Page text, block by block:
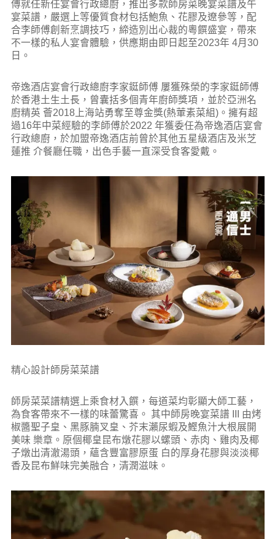
傅就任新任宴會行政總廚，推出多款師房菜晚宴菜譜及午
宴菜譜，嚴選上等優質食材包括鮑魚、花膠及遼參等，配
合李師傅創新烹調技巧，締造別出心裁的粵饌盛宴，帶來
不一樣的私人宴會體驗，供應期由即日起至2023年 4月30
日。
帝逸酒店宴會行政總廚李家鋌師傅 屢獲殊榮的李家鋌師傅
於香港土生土長，曾囊括多個青年廚師獎項，並於亞洲名
廚精英 薈2018上海站勇奪至尊金獎(熱葷素菜組)。擁有超
過16年中菜經驗的李師傅於2022 年獲委任為帝逸酒店宴會
行政總廚，於加盟帝逸酒店前曾於其他五星級酒店及米芝
蓮推 介餐廳任職，出色手藝一直深受食客愛戴。
精心設計師房菜菜譜
師房菜菜譜精選上乘食材入饌，每道菜均彰顯大師工藝，
為食客帶來不一樣的味蕾驚喜。 其中師房晚宴菜譜 III 由烤
椒醬聖子皇、黑豚腩叉皇、芥末瀨尿蝦及鰹魚汁大根展開
美味 樂章。原個椰皇昆布燉花膠以螺頭、赤肉、雞肉及椰
子燉出清澈湯頭，蘊含豐富膠原蛋 白的厚身花膠與淡淡椰
香及昆布鮮味完美融合，清潤滋味。